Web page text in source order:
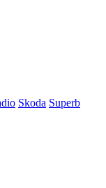
Skoda Superb